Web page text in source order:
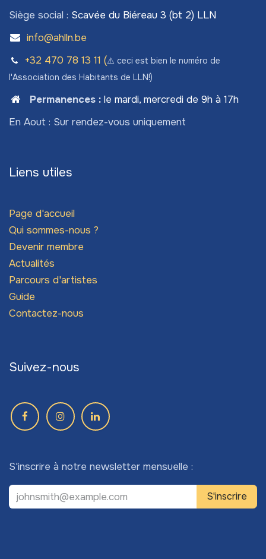
Siège social : Scavée du Biéreau 3 (bt 2) LLN
info@ahlln.be
+32 470 78​ 13 11 (⚠️ ceci est bien le numéro de
l'Association des Habitants de LLN!)
Permanences: le mardi, mercredi de 9h à 17h
En Aout : Sur rendez-vous uniquement
Liens utiles
Page d'accueil
Qui sommes-nous ?
Devenir membre
Actualités
Parcours d'artistes
Guide
Contactez-nous
Suivez-nous
S'inscrire à notre newsletter mensuelle :
S'inscrire